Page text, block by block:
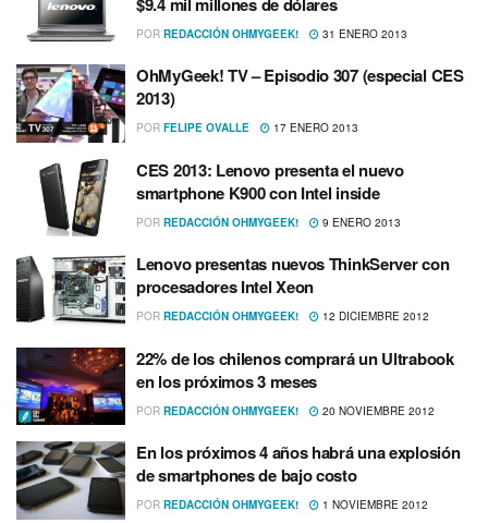
POR REDACCIÓN OHMYGEEK! 31 ENERO 2013
OhMyGeek! TV – Episodio 307 (especial CES
2013)
POR FELIPE OVALLE 17 ENERO 2013
CES 2013: Lenovo presenta el nuevo
smartphone K900 con Intel inside
POR REDACCIÓN OHMYGEEK! 9 ENERO 2013
Lenovo presentas nuevos ThinkServer con
procesadores Intel Xeon
POR REDACCIÓN OHMYGEEK! 12 DICIEMBRE 2012
22% de los chilenos comprará un Ultrabook
en los próximos 3 meses
POR REDACCIÓN OHMYGEEK! 20 NOVIEMBRE 2012
En los próximos 4 años habrá una explosión
de smartphones de bajo costo
POR REDACCIÓN OHMYGEEK! 1 NOVIEMBRE 2012